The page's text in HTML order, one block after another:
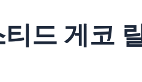
드 게코